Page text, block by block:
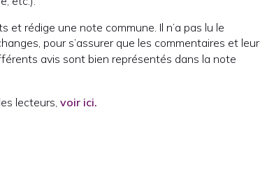
rédige une note commune. Il n’a pas lu le
pour s’assurer que les commentaires et leur
avis sont bien représentés dans la note
lecteurs, voir ici.